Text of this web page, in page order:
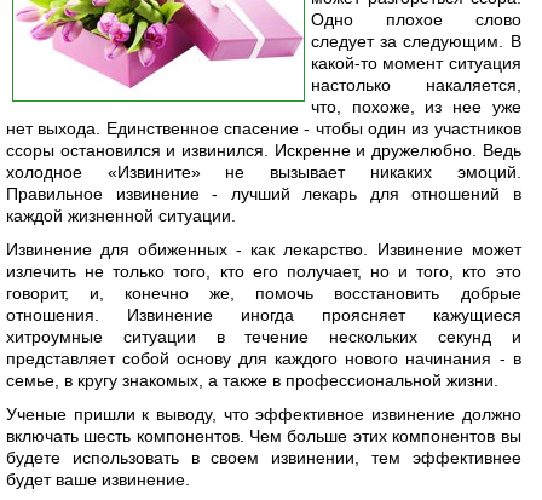
Одно плохое слово
следует за следующим. В
какой-то момент ситуация
настолько накаляется,
что, похоже, из нее уже
нет выхода. Единственное спасение - чтобы один из участников
ссоры остановился и извинился. Искренне и дружелюбно. Ведь
холодное «Извините» не вызывает никаких эмоций.
Правильное извинение - лучший лекарь для отношений в
каждой жизненной ситуации.
Извинение для обиженных - как лекарство. Извинение может
излечить не только того, кто его получает, но и того, кто это
говорит, и, конечно же, помочь восстановить добрые
отношения. Извинение иногда проясняет кажущиеся
хитроумные ситуации в течение нескольких секунд и
представляет собой основу для каждого нового начинания - в
семье, в кругу знакомых, а также в профессиональной жизни.
Ученые пришли к выводу, что эффективное извинение должно
включать шесть компонентов. Чем больше этих компонентов вы
будете использовать в своем извинении, тем эффективнее
будет ваше извинение.